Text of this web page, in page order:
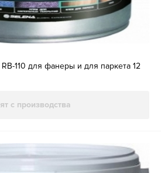
110 для фанеры и для паркета 12
с производства